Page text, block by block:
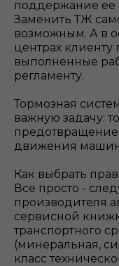
поддержание ее
Заменить ТЖ
возможным. А в
центрах клиенту
выполненные
регламенту.
Тормозная
важную задачу:
движения
Как выбрать
Все просто -
производителя
сервисной
транспортного
(минеральная,
класс